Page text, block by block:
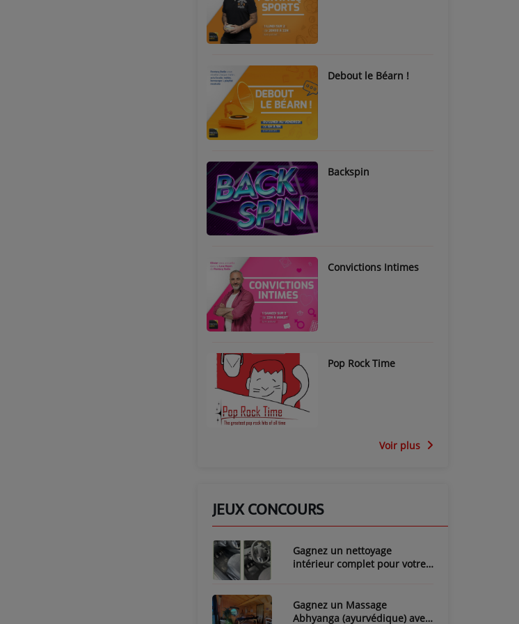
Debout le Béarn !
Backspin
Convictions Intimes
Pop Rock Time
Voir plus
JEUX CONCOURS
Gagnez un nettoyage
intérieur complet pour votre
Gagnez un Massage
Abhyanga (ayurvédique) avec